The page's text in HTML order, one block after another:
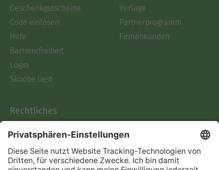
Geschenkgutscheine
Code einlösen
Hilfe
Barrierefreiheit
Login
Skoobe liest
Verlage
Partnerprogramm
Firmenkunden
Rechtliches
AGB
Informationen nach Data
Act